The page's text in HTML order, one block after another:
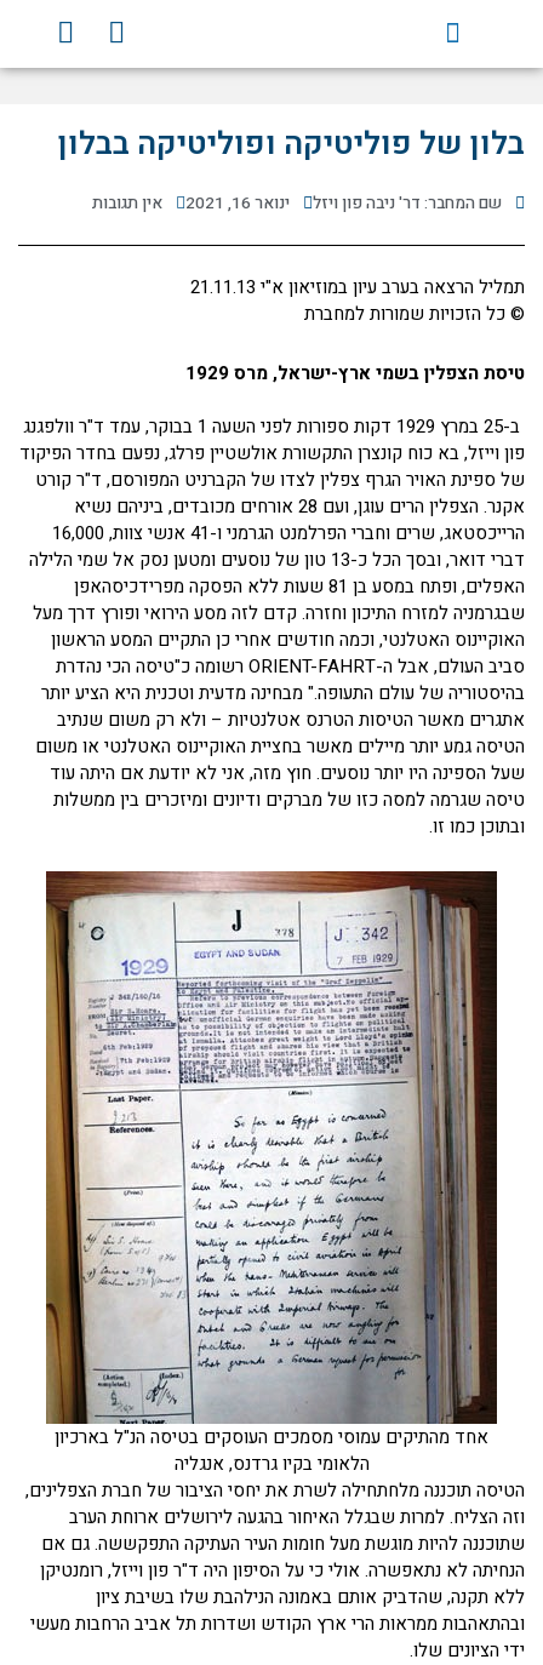
F
a
c
b
o
Y
o
u
u
b
בלון של פוליטיקה ופוליטיקה בבלון
שם המחבר: דר' ניבה פון ויזל ינואר 16, 2021 אין תגובות
תמליל הרצאה בערב עיון במוזיאון א"י 21.11.13
© כל הזכויות שמורות למחברת
טיסת הצפלין בשמי ארץ-ישראל, מרס 1929
ב-25 במרץ 1929 דקות ספורות לפני השעה 1 בבוקר, עמד ד"ר וולפגנג
פון וייזל, בא כוח קונצרן התקשורת אולשטיין פרלג, נפעם בחדר הפיקוד
של ספינת האויר הגרף צפלין לצדו של הקברניט המפורסם, ד"ר קורט
אקנר. הצפלין הרים עוגן, ועם 28 אורחים מכובדים, ביניהם נשיא
הרייכסטאג, שרים וחברי הפרלמנט הגרמני ו-41 אנשי צוות, 16,000
דברי דואר, ובסך הכל כ-13 טון של נוסעים ומטען נסק אל שמי הלילה
האפלים, ופתח במסע בן 81 שעות ללא הפסקה מפרידכיסהאפן
שבגרמניה למזרח התיכון וחזרה. קדם לזה מסע הירואי ופורץ דרך מעל
האוקיינוס האטלנטי, וכמה חודשים אחרי כן התקיים המסע הראשון
סביב העולם, אבל ה-ORIENT-FAHRT רשומה כ"טיסה הכי נהדרת
בהיסטוריה של עולם התעופה." מבחינה מדעית וטכנית היא הציע יותר
אתגרים מאשר הטיסות הטרנס אטלנטיות – ולא רק משום שנתיב
הטיסה גמע יותר מיילים מאשר בחציית האוקיינוס האטלנטי או משום
שעל הספינה היו יותר נוסעים. חוץ מזה, אני לא יודעת אם היתה עוד
טיסה שגרמה למסה כזו של מברקים ודיונים ומיזכרים בין ממשלות
ובתוכן כמו זו.
אחד מהתיקים עמוסי מסמכים העוסקים בטיסה הנ"ל בארכיון
הלאומי בקיו גרדנס, אנגליה
הטיסה תוכננה מלחתחילה לשרת את יחסי הציבור של חברת הצפלינים,
וזה הצליח. למרות שבגלל האיחור בהגעה לירושלים ארוחת הערב
שתוכננה להיות מוגשת מעל חומות העיר העתיקה התפקששה. גם אם
הנחיתה לא נתאפשרה. אולי כי על הסיפון היה ד"ר פון וייזל, רומנטיקן
ללא תקנה, שהדביק אותם באמונה הנילהבת שלו בשיבת ציון
ובהתאהבות ממראות הרי ארץ הקודש ושדרות תל אביב הרחבות מעשי
ידי הציונים שלו.